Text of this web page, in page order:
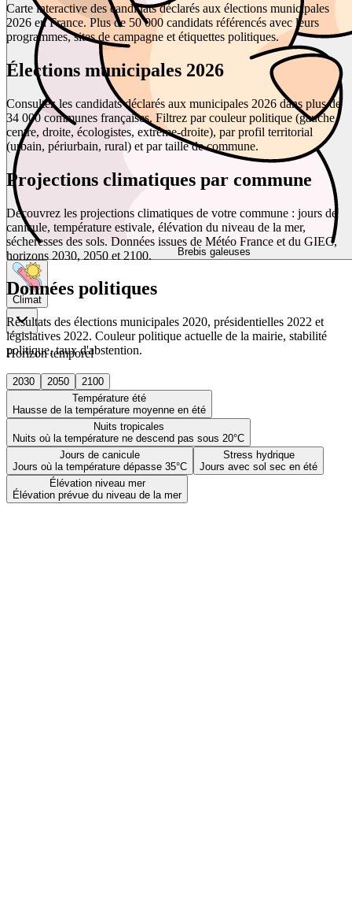
Brebis galeuses
Climat
Horizon temporel
2030 2050
2100
Température été
Hausse de la température moyenne en été
Nuits tropicales
Nuits où la température ne descend pas sous 20°C
Jours de canicule
Jours où la température dépasse 35°C
Stress hydrique
Jours avec sol sec en été
Élévation niveau mer
Élévation prévue du niveau de la mer
Carte interactive des candidats déclarés aux élections municipales
2026 en France. Plus de 50 000 candidats référencés avec leurs
programmes, sites de campagne et étiquettes politiques.
Élections municipales 2026
Consultez les candidats déclarés aux municipales 2026 dans plus de
34 000 communes françaises. Filtrez par couleur politique (gauche,
centre, droite, écologistes, extrême-droite), par profil territorial
(urbain, périurbain, rural) et par taille de commune.
Projections climatiques par commune
Découvrez les projections climatiques de votre commune : jours de
canicule, température estivale, élévation du niveau de la mer,
sécheresses des sols. Données issues de Météo France et du GIEC,
horizons 2030, 2050 et 2100.
Données politiques
Résultats des élections municipales 2020, présidentielles 2022 et
législatives 2022. Couleur politique actuelle de la mairie, stabilité
politique, taux d'abstention.